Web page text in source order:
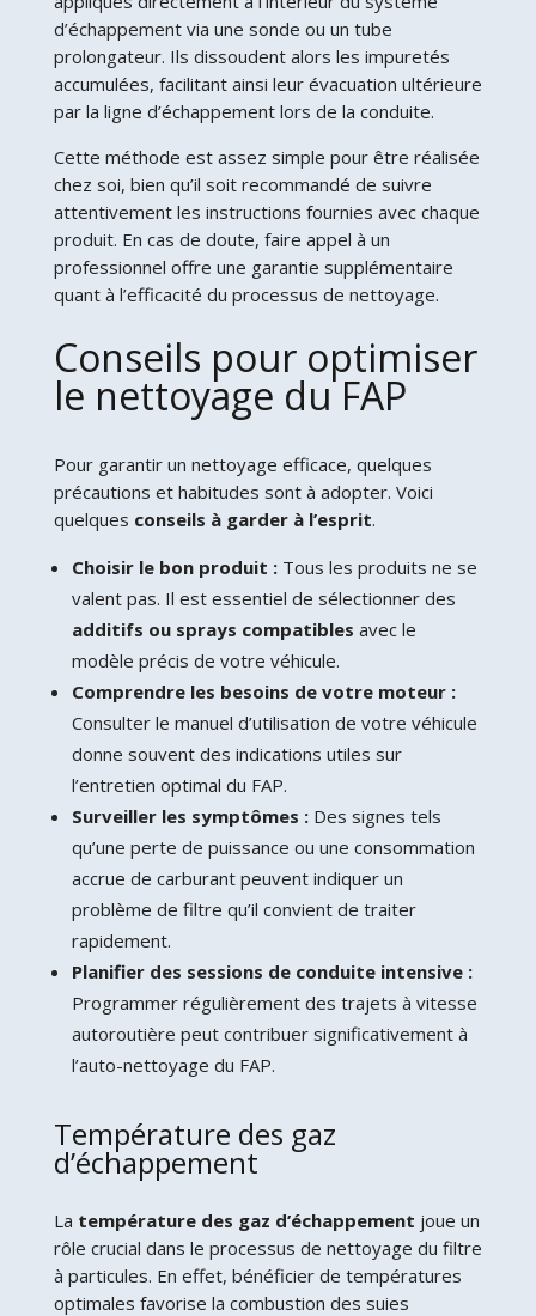
d’échappement via une sonde ou un tube
prolongateur. Ils dissoudent alors les impuretés
accumulées, facilitant ainsi leur évacuation ultérieure
par la ligne d’échappement lors de la conduite.
Cette méthode est assez simple pour être réalisée
chez soi, bien qu’il soit recommandé de suivre
attentivement les instructions fournies avec chaque
produit. En cas de doute, faire appel à un
professionnel offre une garantie supplémentaire
quant à l’efficacité du processus de nettoyage.
Conseils pour optimiser
le nettoyage du FAP
Pour garantir un nettoyage efficace, quelques
précautions et habitudes sont à adopter. Voici
quelques conseils à garder à l’esprit.
Choisir le bon produit :Tous les produits ne se
valent pas. Il est essentiel de sélectionner des
additifs ou sprays compatibles avec le
modèle précis de votre véhicule.
Comprendre les besoins de votre moteur :
Consulter le manuel d’utilisation de votre véhicule
donne souvent des indications utiles sur
l’entretien optimal du FAP.
Surveiller les symptômes :Des signes tels
qu’une perte de puissance ou une consommation
accrue de carburant peuvent indiquer un
problème de filtre qu’il convient de traiter
rapidement.
Planifier des sessions de conduite intensive :
Programmer régulièrement des trajets à vitesse
autoroutière peut contribuer significativement à
l’auto-nettoyage du FAP.
Température des gaz
d’échappement
La température des gaz d’échappement joue un
rôle crucial dans le processus de nettoyage du filtre
à particules. En effet, bénéficier de températures
optimales favorise la combustion des suies